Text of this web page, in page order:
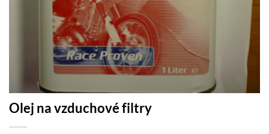
Olej na vzduchové filtry